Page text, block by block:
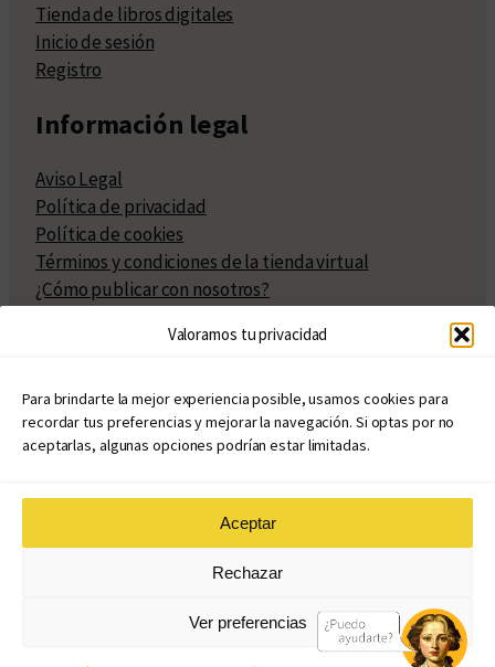
Valoramos tu privacidad
Para brindarte la mejor experiencia posible, usamos cookies para
recordar tus preferencias y mejorar la navegación. Si optas por no
aceptarlas, algunas opciones podrían estar limitadas.
Aceptar
Rechazar
Ver preferencias
Tienda de libros digitales
Inicio de sesión
Registro
Información legal
Aviso Legal
Política de privacidad
Política de cookies
Términos y condiciones de la tienda virtual
¿Cómo publicar con nosotros?
Políticas de publicación
Políticas de coedición
Atribuciones